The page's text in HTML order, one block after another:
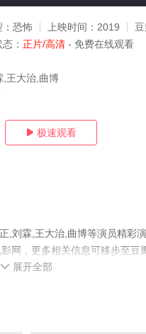
恐怖 上映时间： 2019
： 正片/高清 - 免费在线观看
,王大治,曲博
 极速观看
,刘霖,王大治,曲博等演员精彩
网，更多相关信息可移步至豆
 展开全部